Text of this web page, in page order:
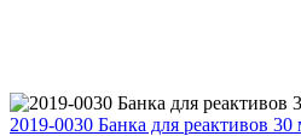
2019-0030 Банка для реактивов